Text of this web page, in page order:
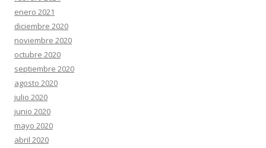
enero 2021
diciembre 2020
noviembre 2020
octubre 2020
septiembre 2020
agosto 2020
julio 2020
junio 2020
mayo 2020
abril 2020